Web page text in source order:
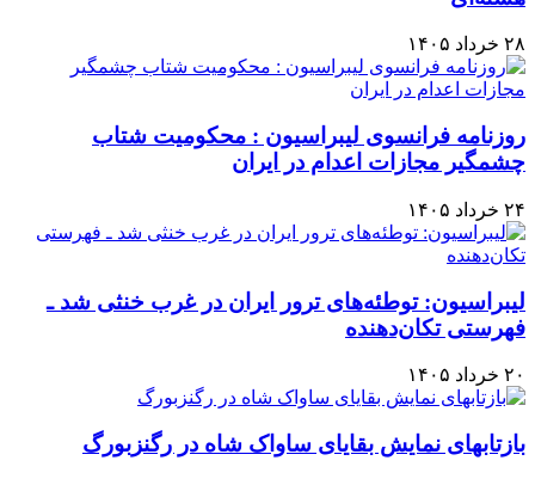
۲۸ خرداد ۱۴۰۵
روزنامه فرانسوی لیبراسیون : محکومیت شتاب
چشمگیر مجازات اعدام در ایران
۲۴ خرداد ۱۴۰۵
لیبراسیون: توطئه‌های ترور ایران در غرب خنثی شد ـ
فهرستی تکان‌دهنده
۲۰ خرداد ۱۴۰۵
بازتابهای نمایش بقایای ساواک شاه در رگنزبورگ